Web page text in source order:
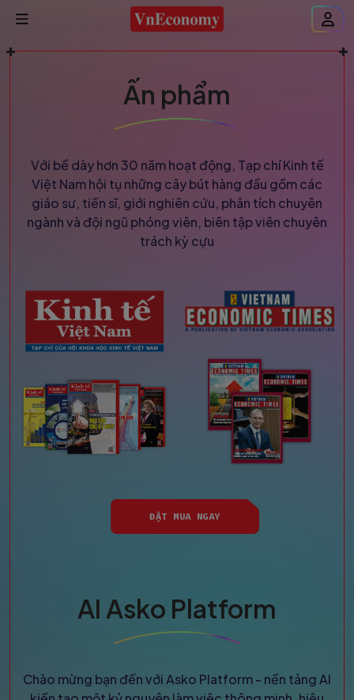
Ấn phẩm
Với bề dày hơn 30 năm hoạt động, Tạp chí Kinh tế
Việt Nam hội tụ những cây bút hàng đầu gồm các
giáo sư, tiến sĩ, giới nghiên cứu, phân tích chuyên
ngành và đội ngũ phóng viên, biên tập viên chuyên
trách kỳ cựu
ĐẶT MUA NGAY
AI Asko Platform
Chào mừng bạn đến với Asko Platform - nền tảng AI